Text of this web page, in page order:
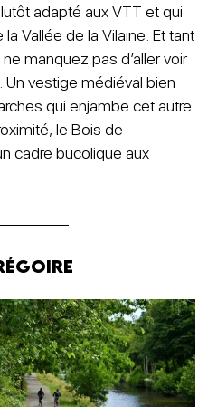
adapté aux VTT et qui
Vallée de la Vilaine. Et tant
manquez pas d’aller voir
Un vestige médiéval bien
qui enjambe cet autre
le Bois de
cadre bucolique aux